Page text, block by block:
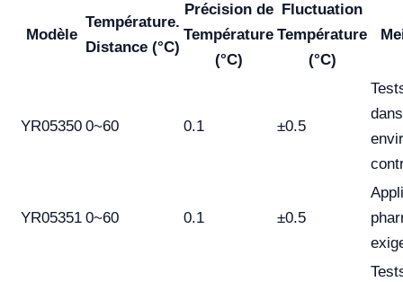
Modèle
Température.
Distance (°C)
Précision de
Température
(°C)
Fluctuation
Température
(°C)
YR05350 0~60 0.1 ±0.5
YR05351 0~60 0.1 ±0.5